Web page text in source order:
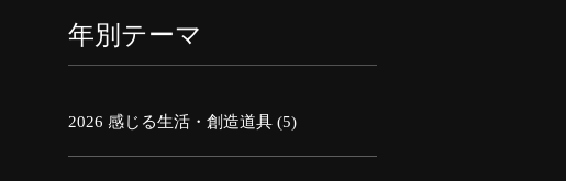
年別テーマ
2026 感じる生活・創造道具 (5)